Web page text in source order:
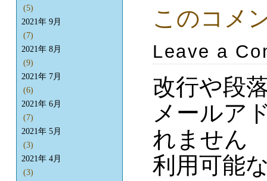
このコメ
Leave a
改行や段
メールア
れません
利用可能
(5)
2021年 9月
(7)
2021年 8月
(9)
2021年 7月
(6)
2021年 6月
(7)
2021年 5月
(3)
2021年 4月
(3)